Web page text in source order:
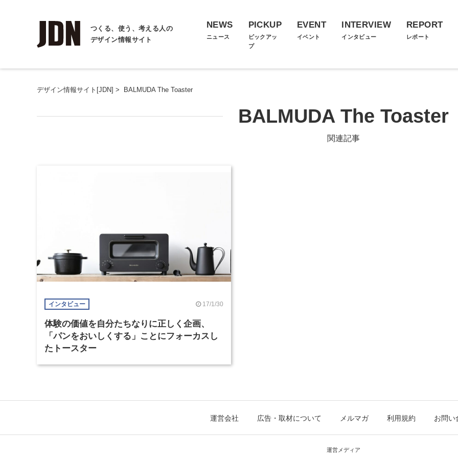
つくる、使う、考える人の
デザイン情報サイト
NEWS
ニュース
PICKUP
ピックアッ
プ
EVENT
イベント
INTERVIEW
インタビュー
REPORT
レポート
デザイン情報サイト[JDN] > BALMUDA The Toaster
BALMUDA The Toaster
関連記事
インタビュー 17/1/30
体験の価値を自分たちなりに正しく企画、
「パンをおいしくする」ことにフォーカスし
たトースター
運営会社 広告・取材について メルマガ 利用規約 お問い
運営メディア